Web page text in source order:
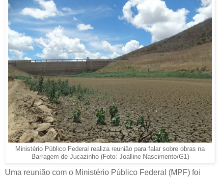
Ministério Público Federal realiza reunião para falar sobre obras na
Barragem de Jucazinho (Foto: Joalline Nascimento/G1)
Uma reunião com o Ministério Público Federal (MPF) foi